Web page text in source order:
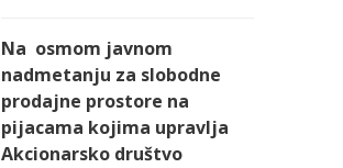
Na osmom javnom
nadmetanju za slobodne
prodajne prostore na
pijacama kojima upravlja
Akcionarsko društvo